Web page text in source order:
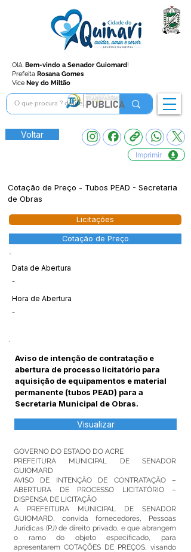
Olá, Bem-vindo a Senador Guiomard!
Prefeita Rosana Gomes
Vice Ney do Miltão
Voltar
Imprimir
Cotação de Preço - Tubos PEAD - Secretaria
de Obras
Licitações
Cotação de Preço
Data de Abertura
-
Hora de Abertura
-
Aviso de intenção de contratação e
abertura de processo licitatório para
aquisição de equipamentos e material
permanente (tubos PEAD) para a
Secretaria Municipal de Obras.
Visualizar
GOVERNO DO ESTADO DO ACRE
PREFEITURA MUNICIPAL DE SENADOR
GUIOMARD
AVISO DE INTENÇÃO DE CONTRATAÇÃO –
ABERTURA DE PROCESSO LICITATÓRIO –
DISPENSA DE LICITAÇÃO
A PREFEITURA MUNICIPAL DE SENADOR
GUIOMARD, convida fornecedores, Pessoas
Jurídicas (PJ) de direito privado, e que abrangem
o ramo do objeto especificado, para
apresentarem COTAÇÕES DE PREÇOS, visando